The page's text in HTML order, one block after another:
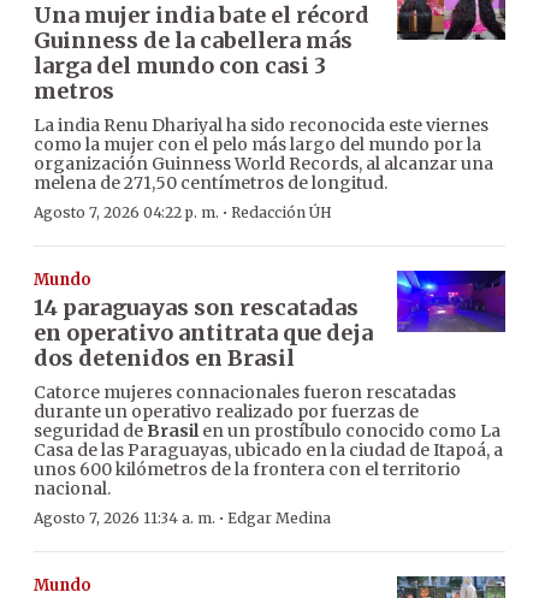
Una mujer india bate el récord
Guinness de la cabellera más
larga del mundo con casi 3
metros
La india Renu Dhariyal ha sido reconocida este viernes
como la mujer con el pelo más largo del mundo por la
organización Guinness World Records, al alcanzar una
melena de 271,50 centímetros de longitud.
Agosto 7, 2026 04:22 p. m. · Redacción ÚH
Mundo
14 paraguayas son rescatadas
en operativo antitrata que deja
dos detenidos en Brasil
Catorce mujeres connacionales fueron rescatadas
durante un operativo realizado por fuerzas de
seguridad de Brasilen un prostíbulo conocido como La
Casa de las Paraguayas, ubicado en la ciudad de Itapoá, a
unos 600 kilómetros de la frontera con el territorio
nacional.
Agosto 7, 2026 11:34 a. m. · Edgar Medina
Mundo